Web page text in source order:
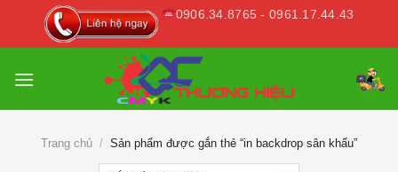
0906.34.8765 - 0961.17.44.43
Trang chủ / Sản phẩm được gắn thẻ “in backdrop sân khấu”